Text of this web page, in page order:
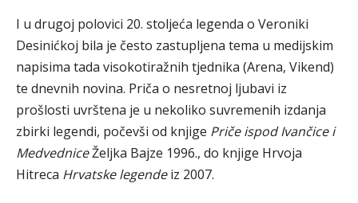
I u drugoj polovici 20. stoljeća legenda o Veroniki
Desinićkoj bila je često zastupljena tema u medijskim
napisima tada visokotiražnih tjednika (Arena, Vikend)
te dnevnih novina. Priča o nesretnoj ljubavi iz
prošlosti uvrštena je u nekoliko suvremenih izdanja
zbirki legendi, počevši od knjige Priče ispod Ivančice i
MedvedniceŽeljka Bajze 1996., do knjige Hrvoja
Hitreca Hrvatske legendeiz 2007.